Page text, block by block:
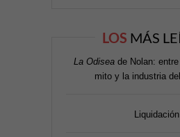
LOS MÁS
La Odisea de Nolan:
mito y la industria
Liquidación